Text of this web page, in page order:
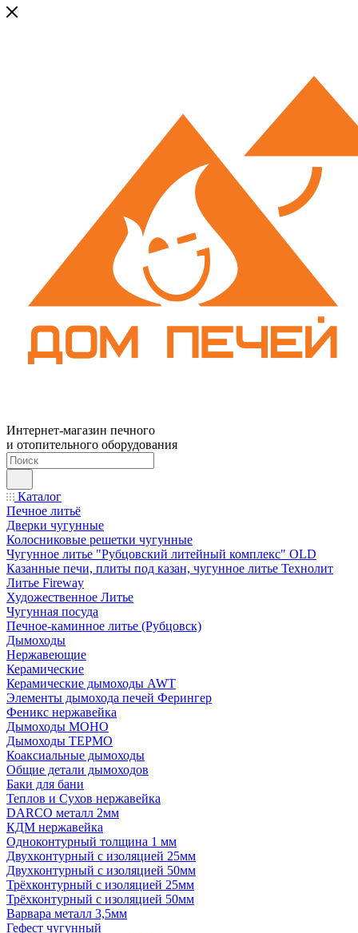
Интернет-магазин печного
и отопительного оборудования
Каталог
Печное литьё
Дверки чугунные
Колосниковые решетки чугунные
Чугунное литье "Рубцовский литейный комплекс" OLD
Казанные печи, плиты под казан, чугунное литье Технолит
Литье Fireway
Художественное Литье
Чугунная посуда
Печное-каминное литье (Рубцовск)
Дымоходы
Нержавеющие
Керамические
Керамические дымоходы AWT
Элементы дымохода печей Ферингер
Феникс нержавейка
Дымоходы МОНО
Дымоходы ТЕРМО
Коаксиальные дымоходы
Общие детали дымоходов
Баки для бани
Теплов и Сухов нержавейка
DARCO металл 2мм
КДМ нержавейка
Одноконтурный толщина 1 мм
Двухконтурный с изоляцией 25мм
Двухконтурный с изоляцией 50мм
Трёхконтурный с изоляцией 25мм
Трёхконтурный с изоляцией 50мм
Варвара металл 3,5мм
Гефест чугунный